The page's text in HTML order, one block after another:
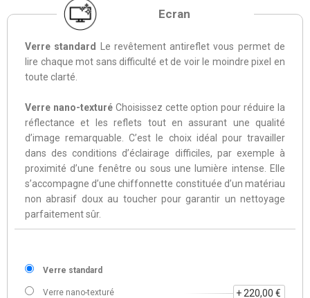
Ecran
Verre standard
Le revêtement antireflet vous permet de
lire chaque mot sans difficulté et de voir le moindre pixel en
toute clarté.
Verre nano-texturéChoisissez cette option pour réduire la
réflectance et les reflets tout en assurant une qualité
d’image remarquable. C’est le choix idéal pour travailler
dans des conditions d’éclairage difficiles, par exemple à
proximité d’une fenêtre ou sous une lumière intense. Elle
s’accompagne d’une chiffonnette constituée d’un matériau
non abrasif doux au toucher pour garantir un nettoyage
parfaitement sûr.
Verre standard
Verre nano-texturé + 220,00 €